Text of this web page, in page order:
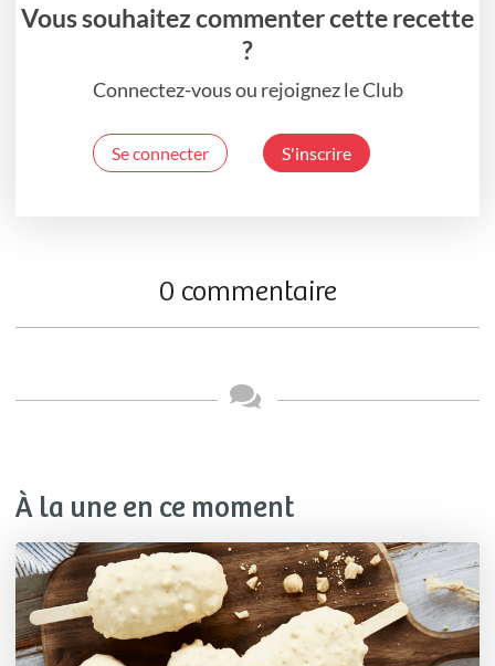
Vous souhaitez commenter cette recette
?
Connectez-vous ou rejoignez le Club
Se connecter S'inscrire
0 commentaire
À la une en ce moment